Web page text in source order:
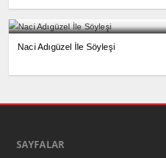
Naci Adıgüzel İle Söyleşi
SAYFALAR